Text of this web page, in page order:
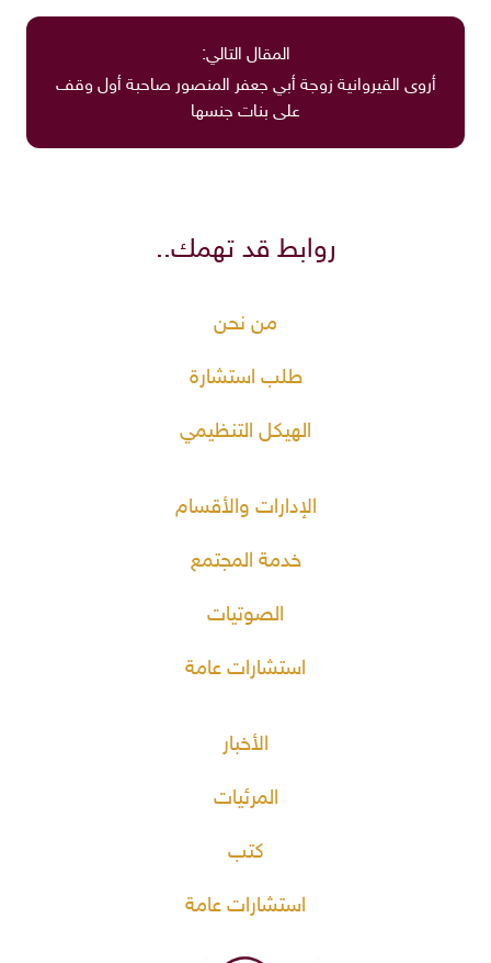
المقال التالي:
أروى القيروانية زوجة أبي جعفر المنصور صاحبة أول وقف
على بنات جنسها
روابط قد تهمك..
من نحن
طلب استشارة
الهيكل التنظيمي
الإدارات والأقسام
خدمة المجتمع
الصوتيات
استشارات عامة
الأخبار
المرئيات
كتب
استشارات عامة